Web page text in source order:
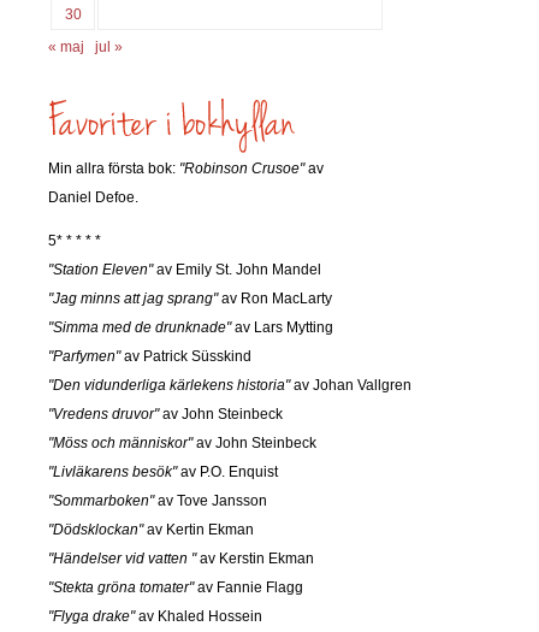
30
« maj
jul »
Min allra första bok: "Robinson Crusoe"av
Daniel Defoe.
5* * * * *
"Station Eleven"av Emily St. John Mandel
"Jag minns att jag sprang"av Ron MacLarty
"Simma med de drunknade"av Lars Mytting
"Parfymen"av Patrick Süsskind
"Den vidunderliga kärlekens historia"av Johan Vallgren
"Vredens druvor"av John Steinbeck
"Möss och människor"av John Steinbeck
"Livläkarens besök"av P.O. Enquist
"Sommarboken"av Tove Jansson
"Dödsklockan"av Kertin Ekman
"Händelser vid vatten "av Kerstin Ekman
"Stekta gröna tomater"av Fannie Flagg
"Flyga drake"av Khaled Hossein